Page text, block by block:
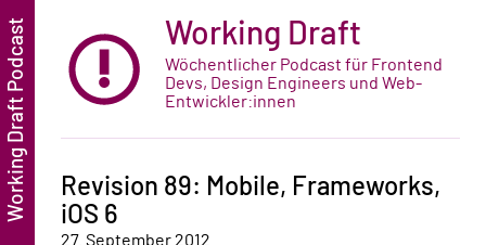
Working Draft
Wöchentlicher Podcast für Frontend
Devs, Design Engineers und Web-
Entwickler:innen
Revision 89: Mobile, Frameworks,
iOS 6
27. September 2012